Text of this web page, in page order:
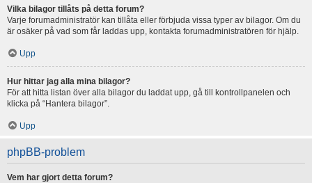
Vilka bilagor tillåts på detta forum?
Varje forumadministratör kan tillåta eller förbjuda vissa typer av bilagor. Om du
är osäker på vad som får laddas upp, kontakta forumadministratören för hjälp.
Upp
Hur hittar jag alla mina bilagor?
För att hitta listan över alla bilagor du laddat upp, gå till kontrollpanelen och
klicka på “Hantera bilagor”.
Upp
phpBB-problem
Vem har gjort detta forum?